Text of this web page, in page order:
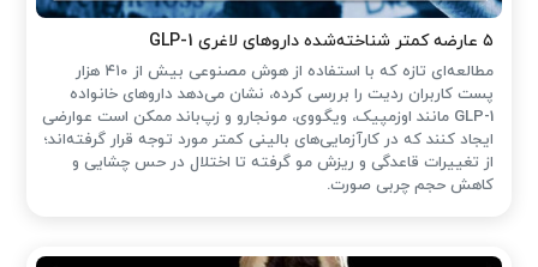
۵ عارضه کمتر شناخته‌شده داروهای لاغری GLP-1
مطالعه‌ای تازه که با استفاده از هوش مصنوعی بیش از ۴۱۰ هزار
پست کاربران ردیت را بررسی کرده، نشان می‌دهد داروهای خانواده
GLP-1 مانند اوزمپیک، ویگووی، مونجارو و زپ‌باند ممکن است عوارضی
ایجاد کنند که در کارآزمایی‌های بالینی کمتر مورد توجه قرار گرفته‌اند؛
از تغییرات قاعدگی و ریزش مو گرفته تا اختلال در حس چشایی و
کاهش حجم چربی صورت.